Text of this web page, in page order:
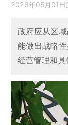
2026年05月01日
政府应从区
能做出战略
经营管理和